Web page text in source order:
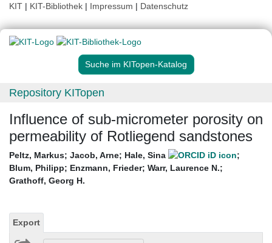
KIT | KIT-Bibliothek | Impressum | Datenschutz
Suche im KITopen-Katalog
Repository KITopen
Influence of sub-micrometer porosity on
permeability of Rotliegend sandstones
Peltz, Markus; Jacob, Arne; Hale, Sina
;
Blum, Philipp; Enzmann, Frieder; Warr, Laurence N.;
Grathoff, Georg H.
Export